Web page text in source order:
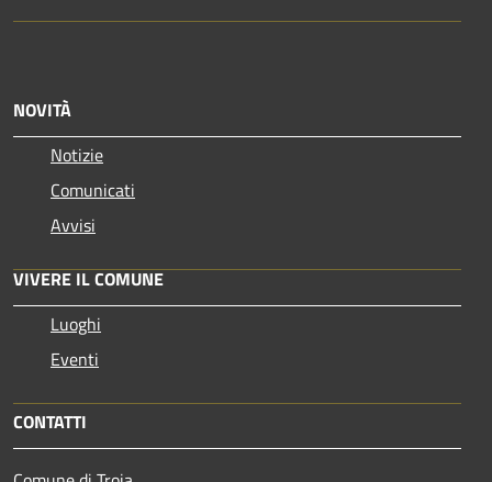
NOVITÀ
Notizie
Comunicati
Avvisi
VIVERE IL COMUNE
Luoghi
Eventi
CONTATTI